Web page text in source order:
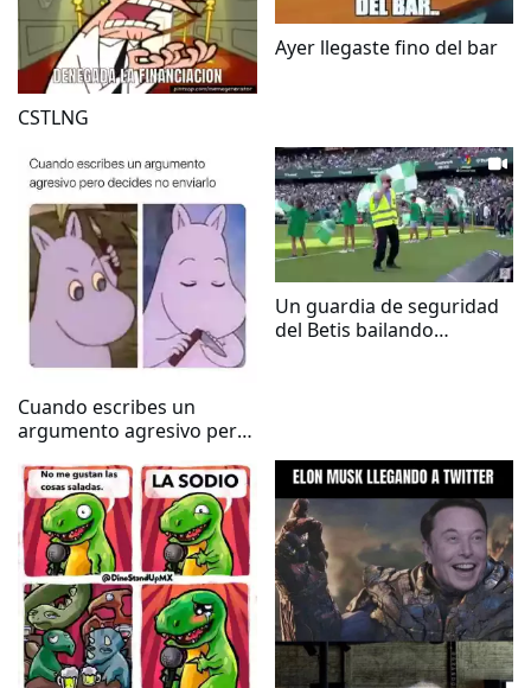
CSTLNG
Ayer llegaste fino del bar
Cuando escribes un
argumento agresivo pero
Un guardia de seguridad
del Betis bailando